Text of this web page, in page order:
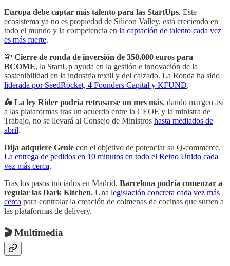
Europa debe captar más talento para las StartUps. Este
ecosistema ya no es propiedad de Silicon Valley, está creciendo en
todo el mundo y la competencia en la captación de talento cada vez
es más fuerte.
💸 Cierre de ronda de inversión de 350.000 euros para
BCOME, la StartUp ayuda en la gestión e innovación de la
sostenibilidad en la industria textil y del calzado. La Ronda ha sido
liderada por SeedRocket, 4 Founders Capital y KFUND.
🛵 La ley Rider podría retrasarse un mes más, dando margen así
a las plataformas tras un acuerdo entre la CEOE y la ministra de
Trabajo, no se llevará al Consejo de Ministros hasta mediados de
abril.
Dija adquiere Genie con el objetivo de potenciar su Q-commerce.
La entrega de pedidos en 10 minutos en todo el Reino Unido cada
vez más cerca.
Tras los pasos iniciados en Madrid, Barcelona podría comenzar a
regular las Dark Kitchen. Una legislación concreta cada vez más
cerca para controlar la creación de colmenas de cocinas que surten a
las plataformas de delivery.
🎬 Multimedia